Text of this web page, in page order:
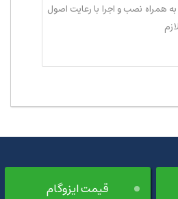
همراه نصب و اجرا با رعایت اصول
قیمت ایزوگام